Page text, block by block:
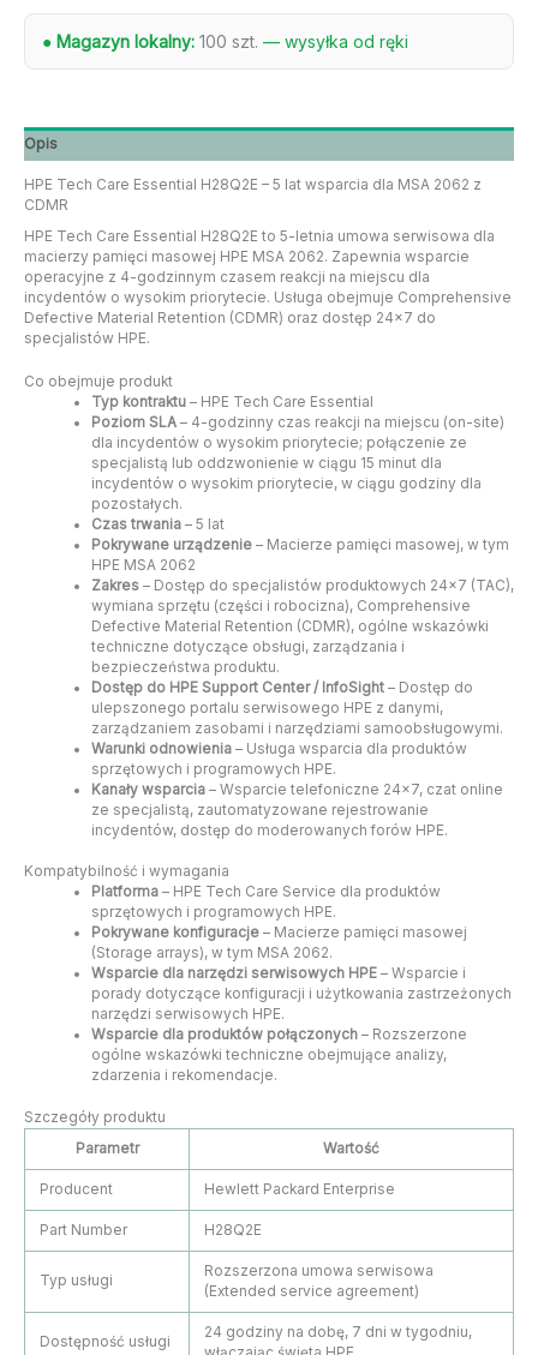
● Magazyn lokalny: 100 szt. — wysyłka od ręki
Opis
HPE Tech Care Essential H28Q2E – 5 lat wsparcia dla MSA 2062 z
CDMR
HPE Tech Care Essential H28Q2E to 5-letnia umowa serwisowa dla
macierzy pamięci masowej HPE MSA 2062. Zapewnia wsparcie
operacyjne z 4-godzinnym czasem reakcji na miejscu dla
incydentów o wysokim priorytecie. Usługa obejmuje Comprehensive
Defective Material Retention (CDMR) oraz dostęp 24×7 do
specjalistów HPE.
Co obejmuje produkt
Typ kontraktu– HPE Tech Care Essential
Poziom SLA– 4-godzinny czas reakcji na miejscu (on-site)
dla incydentów o wysokim priorytecie; połączenie ze
specjalistą lub oddzwonienie w ciągu 15 minut dla
incydentów o wysokim priorytecie, w ciągu godziny dla
pozostałych.
Czas trwania– 5 lat
Pokrywane urządzenie– Macierze pamięci masowej, w tym
HPE MSA 2062
Zakres– Dostęp do specjalistów produktowych 24×7 (TAC),
wymiana sprzętu (części i robocizna), Comprehensive
Defective Material Retention (CDMR), ogólne wskazówki
techniczne dotyczące obsługi, zarządzania i
bezpieczeństwa produktu.
Dostęp do HPE Support Center / InfoSight– Dostęp do
ulepszonego portalu serwisowego HPE z danymi,
zarządzaniem zasobami i narzędziami samoobsługowymi.
Warunki odnowienia– Usługa wsparcia dla produktów
sprzętowych i programowych HPE.
Kanały wsparcia– Wsparcie telefoniczne 24×7, czat online
ze specjalistą, zautomatyzowane rejestrowanie
incydentów, dostęp do moderowanych forów HPE.
Kompatybilność i wymagania
Platforma– HPE Tech Care Service dla produktów
sprzętowych i programowych HPE.
Pokrywane konfiguracje– Macierze pamięci masowej
(Storage arrays), w tym MSA 2062.
Wsparcie dla narzędzi serwisowych HPE– Wsparcie i
porady dotyczące konfiguracji i użytkowania zastrzeżonych
narzędzi serwisowych HPE.
Wsparcie dla produktów połączonych– Rozszerzone
ogólne wskazówki techniczne obejmujące analizy,
zdarzenia i rekomendacje.
Szczegóły produktu
Parametr
Wartość
Producent Hewlett Packard Enterprise
Part Number H28Q2E
Typ usługi
Rozszerzona umowa serwisowa
(Extended service agreement)
Dostępność usługi
24 godziny na dobę, 7 dni w tygodniu,